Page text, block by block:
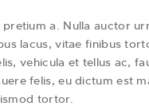
pretium a. Nulla auctor
lacus, vitae finibus
vehicula et tellus ac,
felis, eu dictum est
tortor.